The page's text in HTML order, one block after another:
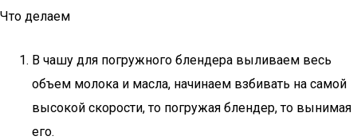
Что делаем
В чашу для погружного блендера выливаем весь
объем молока и масла, начинаем взбивать на самой
высокой скорости, то погружая блендер, то вынимая
его.